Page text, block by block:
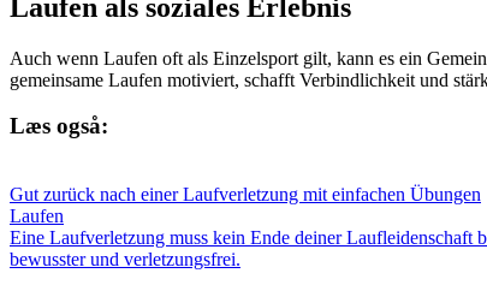
Laufen als soziales Erlebnis
Auch wenn Laufen oft als Einzelsport gilt, kann es ein
gemeinsame Laufen motiviert, schafft Verbindlichkeit und
Læs også:
Gut zurück nach einer Laufverletzung mit einfachen Übungen
Laufen
Eine Laufverletzung muss kein Ende deiner
bewusster und verletzungsfrei.